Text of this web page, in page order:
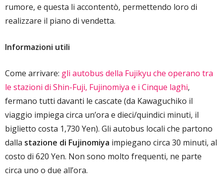
rumore, e questa li accontentò, permettendo loro di
realizzare il piano di vendetta.
Informazioni utili
Come arrivare: gli autobus della Fujikyu che operano tra
le stazioni di Shin-Fuji, Fujinomiya e i Cinque laghi,
fermano tutti davanti le cascate (da Kawaguchiko il
viaggio impiega circa un’ora e dieci/quindici minuti, il
biglietto costa 1,730 Yen). Gli autobus locali che partono
dalla stazione di Fujinomiya impiegano circa 30 minuti, al
costo di 620 Yen. Non sono molto frequenti, ne parte
circa uno o due all’ora.